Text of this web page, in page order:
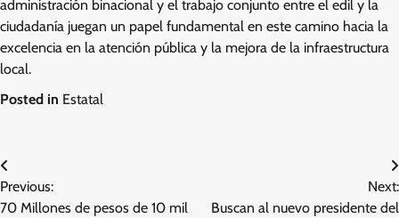
administración binacional y el trabajo conjunto entre el edil y la
ciudadanía juegan un papel fundamental en este camino hacia la
excelencia en la atención pública y la mejora de la infraestructura
local.
Posted in Estatal
Navegación
de
Previous:
70 Millones de pesos de 10 mil
Next:
Buscan al nuevo presidente del